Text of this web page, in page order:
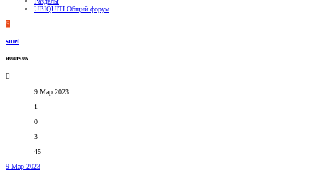
UBIQUITI Общий форум
S
smet
новичок
9 Мар 2023
1
0
3
45
9 Мар 2023